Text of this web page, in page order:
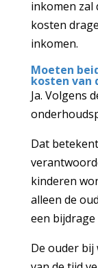
inkomen zal
kosten
inkomen.
Moeten
kosten van
Ja. Volgens
Dat
kinderen
alleen de
een
De ouder